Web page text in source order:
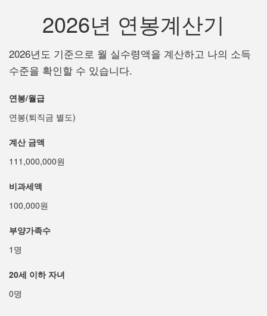
2026년 연봉계산기
2026년도 기준으로 월 실수령액을 계산하고 나의 소득
수준을 확인할 수 있습니다.
연봉/월급
연봉(퇴직금 별도)
계산 금액
111,000,000원
비과세액
100,000원
부양가족수
1명
20세 이하 자녀
0명